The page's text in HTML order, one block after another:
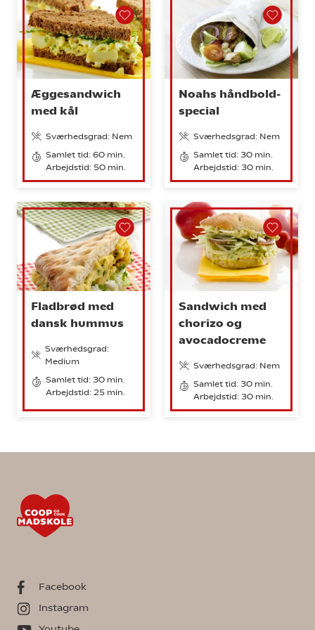
Æggesandwich
med kål
Sværhedsgrad: Nem
Samlet tid: 60 min.
Arbejdstid: 50 min.
Noahs håndbold-
special
Sværhedsgrad: Nem
Samlet tid: 30 min.
Arbejdstid: 30 min.
Fladbrød med
dansk hummus
Sværhedsgrad:
Medium
Samlet tid: 30 min.
Arbejdstid: 25 min.
Sandwich med
chorizo og
avocadocreme
Sværhedsgrad: Nem
Samlet tid: 30 min.
Arbejdstid: 30 min.
Facebook
Instagram